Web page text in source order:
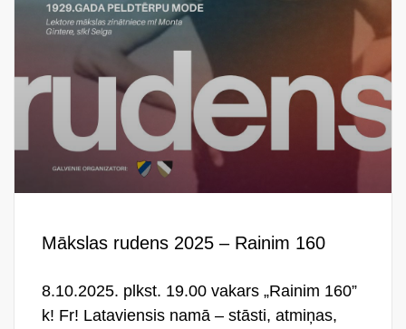
Mākslas rudens 2025 – Rainim 160
8.10.2025. plkst. 19.00 vakars „Rainim 160”
k! Fr! Lataviensis namā – stāsti, atmiņas,